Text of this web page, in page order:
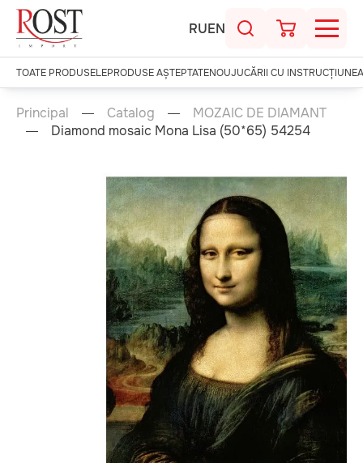
RUEN
TOATE PRODUSELEPRODUSE AȘTEPTATENOUJUCĂRII CU
Principal Catalog
MOZAIC DE DIAMANT
Diamond mosaic Mona Lisa (50*65) 54254